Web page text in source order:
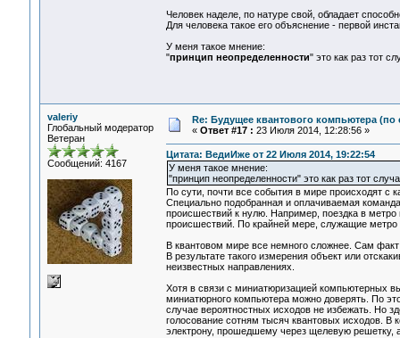
Человек наделе, по натуре свой, обладает
Для человека такое его объяснение - первой
У меня такое мнение:
"принцип неопределенности" это как раз тот
valeriy
Глобальный модератор
Ветеран
Сообщений: 4167
Re: Будущее квантового компьютера (по
« Ответ #17 : 23 Июля 2014, 12:28:56 »
Цитата: ВедиИже от 22 Июля 2014, 19:22:54
У меня такое мнение:
"принцип неопределенности" это как раз тот
По сути, почти все события в мире происходят с
Специально подобранная и оплачиваемая
происшествий к нулю. Например, поездка в метро
происшествий. По крайней мере, служащие метро
В квантовом мире все немного сложнее. Сам
В результате такого измерения объект или
неизвестных направлениях.
Хотя в связи с миниатюризацией компьютерных
миниатюрного компьютера можно доверять. По
случае вероятностных исходов не избежать. Но
голосование сотням тысяч квантовых исходов. В
электрону, прошедшему через щелевую решетку,